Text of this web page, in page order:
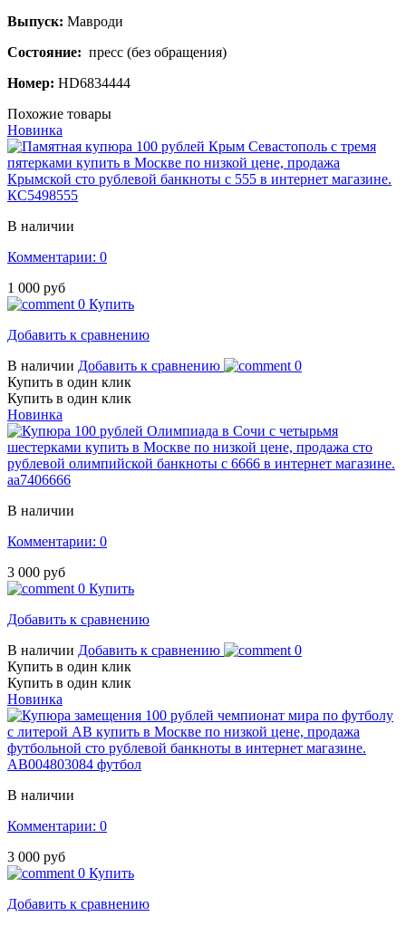
Выпуск: Мавроди
Состояние: пресс (без обращения)
Номер: HD6834444
Похожие товары
Новинка
КС5498555
В наличии
Комментарии: 0
1 000 руб
0 Купить
Добавить к сравнению
В наличии Добавить к сравнению
0
Купить в один клик
Купить в один клик
Новинка
аа7406666
В наличии
Комментарии: 0
3 000 руб
0 Купить
Добавить к сравнению
В наличии Добавить к сравнению
0
Купить в один клик
Купить в один клик
Новинка
АВ004803084 футбол
В наличии
Комментарии: 0
3 000 руб
0 Купить
Добавить к сравнению